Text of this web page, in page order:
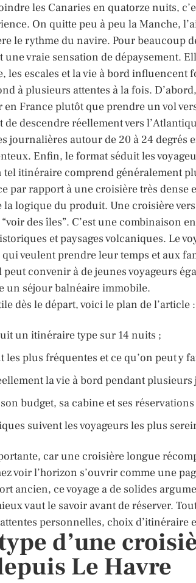
les Canaries en quatorze nuits,
On quitte peu à peu la Manche,
le rythme du navire. Pour beaucoup
une vraie sensation de dépaysement.
les escales et la vie à bord influencent
à plusieurs attentes à la fois.
France plutôt que prendre un vol
de descendre réellement vers
journalières autour de 20 à 24
Enfin, le format séduit les
tel itinéraire comprend généralement
par rapport à une croisière très dense
logique du produit. Une croisière
des îles”. C’est une combinaison
et paysages volcaniques. Le
veulent prendre leur temps et aux
convenir à de jeunes voyageurs
un séjour balnéaire immobile.
dès le départ, voici le plan de l’article :
un itinéraire type sur 14 nuits ;
les plus fréquentes et ce qu’on peut y
la vie à bord pendant plusieurs
budget, sa cabine et ses réservations
suivent les voyageurs les plus
car une croisière longue
voir l’horizon s’ouvrir comme une
ancien, ce voyage a de solides
vaut le savoir avant de réserver.
personnelles, choix d’itinéraire
d’une
Le Havre